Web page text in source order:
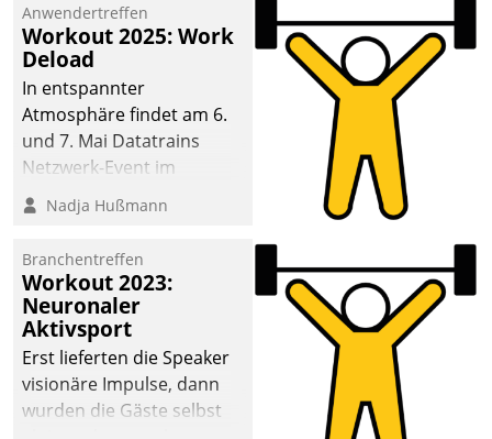
Anwendertreffen
Workout 2025: Work
Deload
In entspannter
Atmosphäre findet am 6.
und 7. Mai Datatrains
Netzwerk-Event im
Kunden- und Partnerkreis
statt. Zentrale Frage: Wie
Mammutprojekte
meistern und Workloads
wuppen – bei zunehmend
anspruchsvollen
Aufgaben und
abnehmendem
Nadja Hußmann
Branchentreffen
Workout 2023:
Neuronaler
Aktivsport
Erst lieferten die Speaker
visionäre Impulse, dann
wurden die Gäste selbst